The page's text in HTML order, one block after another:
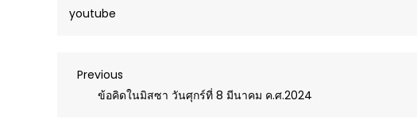
youtube
Post
Previous
Post
Previous
ข้อคิดในมิสซา วันศุกร์ที่ 8 มีนาคม ค.ศ.2024